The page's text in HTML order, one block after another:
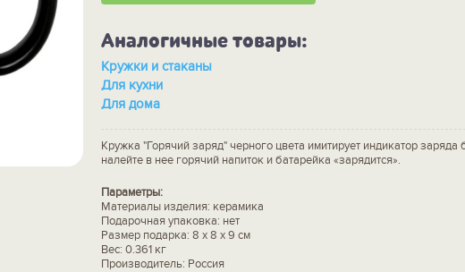
Аналогичные товары:
Кружки и стаканы
Для кухни
Для дома
Кружка "Горячий заряд" черного цвета имитирует индикатор заряда
налейте в нее горячий напиток и батарейка «зарядится».
Параметры:
Материалы изделия: керамика
Подарочная упаковка: нет
Размер подарка: 8 x 8 x 9 см
Вес: 0.361 кг
Производитель: Россия